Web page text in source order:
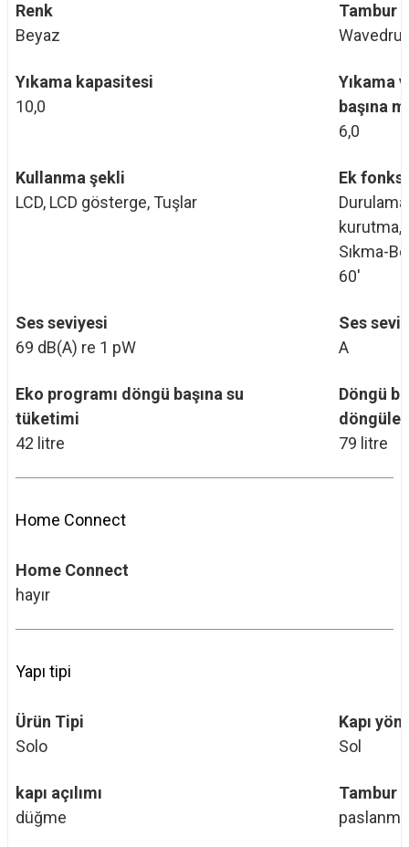
Renk
Beyaz
Tambur
Yıkama kapasitesi
10,0
Yıkama
başına
6,0
Kullanma şekli
LCD, LCD gösterge, Tuşlar
Ek
kurutma,
Sıkma-
60'
Ses seviyesi
69 dB(A) re 1 pW
Ses
A
Eko programı döngü başına su
tüketimi
42 litre
Döngü
79 litre
Home Connect
Home Connect
hayır
Yapı tipi
Ürün Tipi
Solo
Kapı
Sol
kapı açılımı
düğme
Tambur